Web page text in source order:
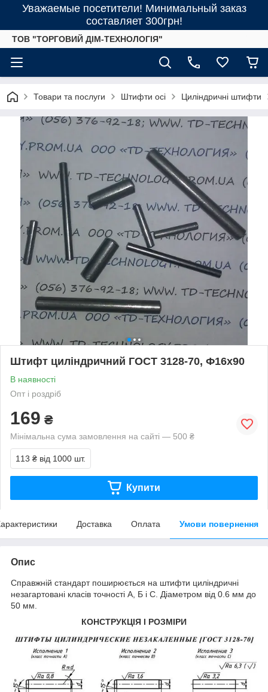
Уважаемые посетители! Минимальный заказ
составляет 300грн!
ТОВ "ТОРГОВИЙ ДІМ-ТЕХНОЛОГІЯ"
Товари та послуги Штифти осі Циліндричні штифти
Штифт циліндричний ГОСТ 3128-70, Ф16х90
В наявності
Опт і роздріб
169 ₴
Мінімальна сума замовлення на сайті — 500 ₴
113 ₴ від 1000 шт.
Купити
Доставка Оплата Умови повернення
Опис
Справжній стандарт поширюється на штифти циліндричні
незагартовані класів точності А, Б і С. Діаметром від 0.6 мм до
50 мм.
КОНСТРУКЦІЯ І РОЗМІРИ